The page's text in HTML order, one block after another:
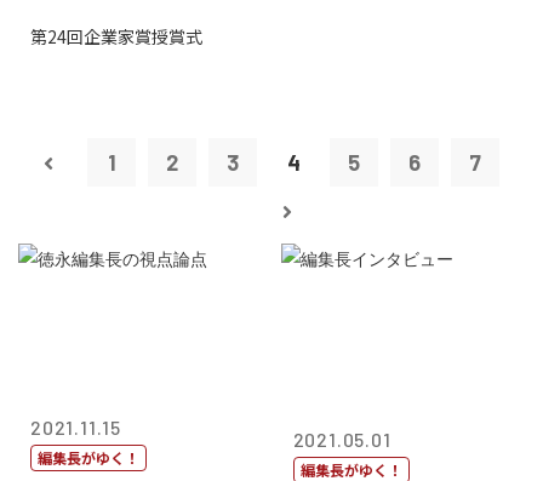
第24回企業家賞授賞式
1 2 3 4 5 6 7
2021.11.15
編集長がゆく！
2021.05.01
編集長がゆく！